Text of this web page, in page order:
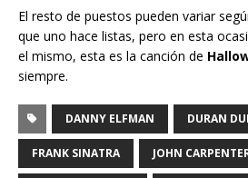
El resto de puestos pueden variar
que uno hace listas, pero en esta
el mismo, esta es la canción de
siempre.
DANNY ELFMAN DURAN
FRANK SINATRA JOHN